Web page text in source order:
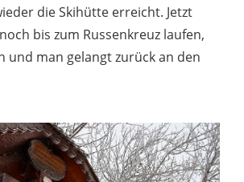
die Skihütte erreicht. Jetzt
bis zum Russenkreuz laufen,
und man gelangt zurück an den